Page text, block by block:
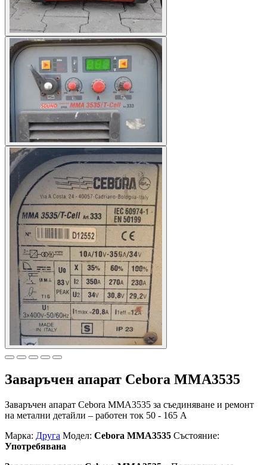
Заваръчен апарат Cebora MMA3535
Заваръчен апарат Cebora MMA3535 за съединяване и ремонт
на метални детайли – работен ток 50 - 165 A
Марка: Друга Модел: Cebora MMA3535 Състояние:
Употребявана